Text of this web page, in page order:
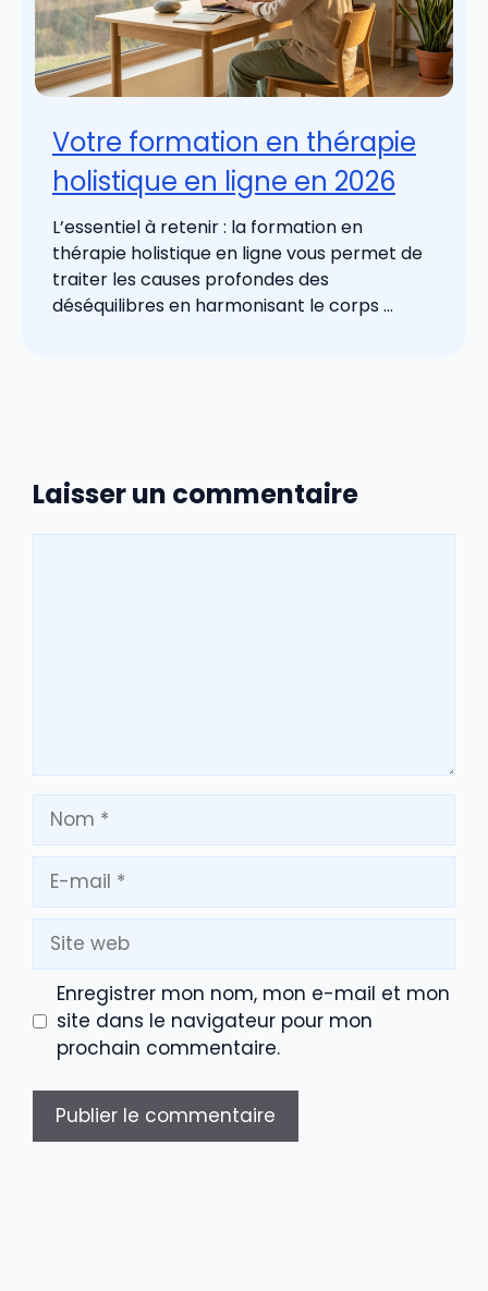
Votre formation en thérapie
holistique en ligne en 2026
L’essentiel à retenir : la formation en
thérapie holistique en ligne vous permet de
traiter les causes profondes des
déséquilibres en harmonisant le corps ...
Laisser un commentaire
Nom
mail
Site
web
Enregistrer mon nom, mon e-mail et mon
site dans le navigateur pour mon
prochain commentaire.